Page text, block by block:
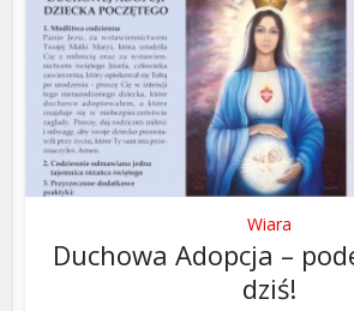
Wiara
Duchowa Adopcja –
dziś!